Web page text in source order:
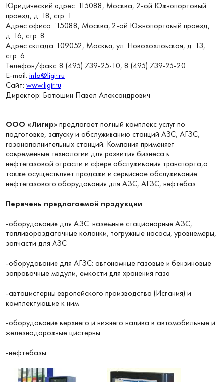
Юридический адрес: 115088, Москва, 2-ой Южнопортовый
проезд, д. 18, стр. 1
Адрес офиса: 115088, Москва, 2-ой Южнопортовый проезд,
д. 16, стр. 8
Адрес склада: 109052, Москва, ул. Новохохловская, д. 13,
стр. 6
Телефон/факс: 8 (495) 739-25-10, 8 (495) 739-25-20
E-mail: info@ligir.ru
Сайт: www.ligir.ru
Директор: Батюшин Павел Александрович
ООО «Лигир»предлагает полный комплекс услуг по
подготовке, запуску и обслуживанию станций АЗС, АГЗС,
газонаполнительных станций. Компания применяет
современные технологии для развития бизнеса в
нефтегазовой отрасли и сфере обслуживания транспорта,а
также осуществляет продажи и сервисное обслуживание
нефтегазового оборудования для АЗС, АГЗС, нефтебаз.
Перечень предлагаемой продукции:
-оборудование для АЗС: наземные стационарные АЗС,
топливораздаточные колонки, погружные насосы, уровнемеры,
запчасти для АЗС
-оборудование для АГЗС: автономные газовые и бензиновые
заправочные модули, емкости для хранения газа
-автоцистерны европейского производства (Испания) и
комплектующие к ним
-оборудование верхнего и нижнего налива в автомобильные и
железнодорожные цистерны
-нефтебазы